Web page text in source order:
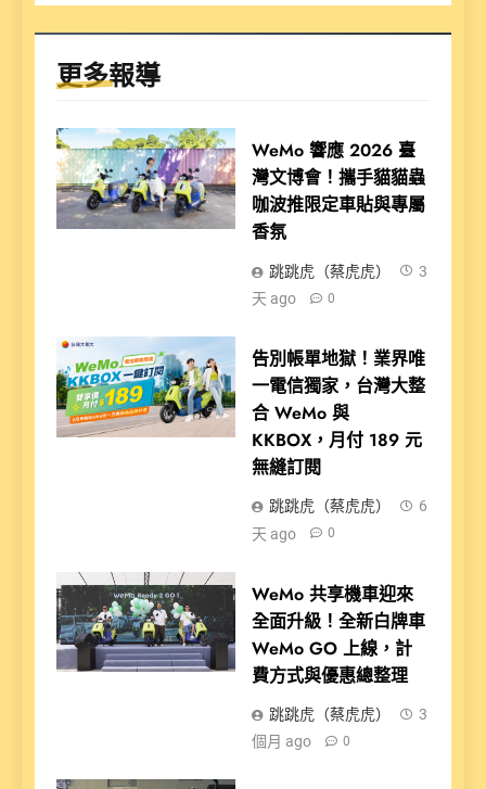
更多報導
WeMo 響應 2026 臺
灣文博會！攜手貓貓蟲
咖波推限定車貼與專屬
香氛
跳跳虎（蔡虎虎）
3
天 ago
0
告別帳單地獄！業界唯
一電信獨家，台灣大整
合 WeMo 與
KKBOX，月付 189 元
無縫訂閱
跳跳虎（蔡虎虎）
6
天 ago
0
WeMo 共享機車迎來
全面升級！全新白牌車
WeMo GO 上線，計
費方式與優惠總整理
跳跳虎（蔡虎虎）
3
個月 ago
0